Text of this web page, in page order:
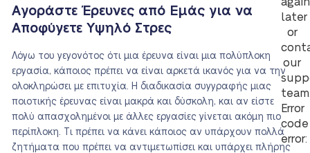
later
or
our
Error
code
error:
Αγοράστε Έρευνες από Εμάς για να
Αποφύγετε Υψηλό Στρες
Λόγω του γεγονότος ότι μια έρευνα είναι μια πολύπλοκη
εργασία, κάποιος πρέπει να είναι αρκετά ικανός για να την
ολοκληρώσει με επιτυχία. Η διαδικασία συγγραφής μιας
ποιοτικής έρευνας είναι μακρά και δύσκολη, και αν είστε
πολύ απασχολημένοι με άλλες εργασίες γίνεται ακόμη πιο
περίπλοκη. Τι πρέπει να κάνει κάποιος αν υπάρχουν πολλά
ζητήματα που πρέπει να αντιμετωπίσει και υπάρχει πλήρης